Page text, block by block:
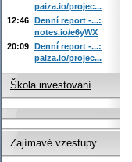
paiza.io/projec...
12:46 Denní report -...:
notes.io/e6yWX
20:09 Denní report -...:
paiza.io/projec...
Škola investování
Zajímavé vzestupy